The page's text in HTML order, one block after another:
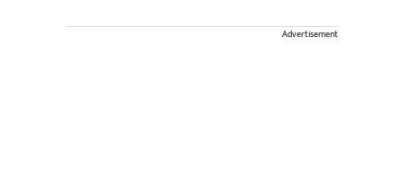
Advertisement